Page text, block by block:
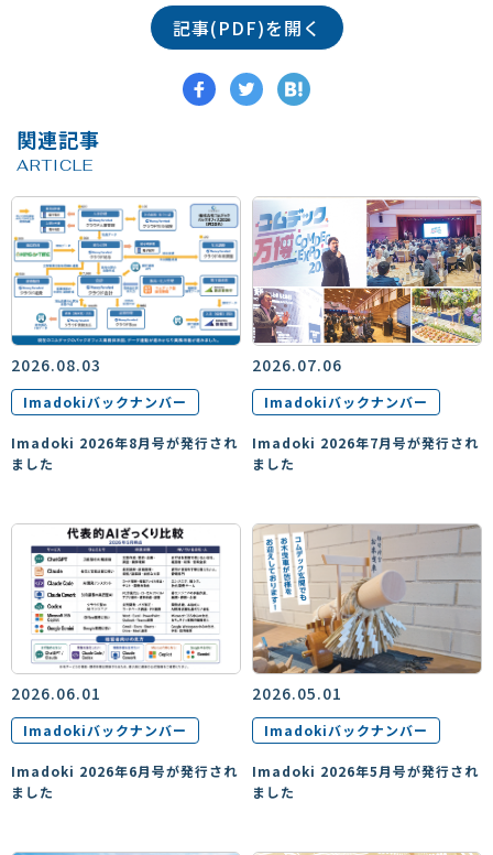
記事(PDF)を開く
関連記事
ARTICLE
2026.08.03
Imadokiバックナンバー
Imadoki 2026年8月号が発行され
ました
2026.07.06
Imadokiバックナンバー
Imadoki 2026年7月号が発行され
ました
2026.06.01
Imadokiバックナンバー
Imadoki 2026年6月号が発行され
ました
2026.05.01
Imadokiバックナンバー
Imadoki 2026年5月号が発行され
ました